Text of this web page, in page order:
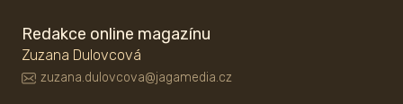
Redakce online magazínu
Zuzana Dulovcová
zuzana.dulovcova@jagamedia.cz